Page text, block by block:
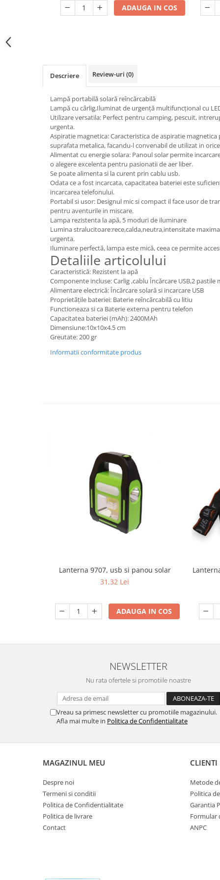
Electrocasnice de mici dimensiuni
Starter/Droser
Triplu Stecher
Întrerupătoare/Comutatoare
Ştechere/Stecher adaptor
Ţeavă PVC
Corpuri Led lineare
Butuc yala,Broaste usa,Lacat
Tablou si sigurante electrice
Scule / utile / sonerii/ rulete
Scule / utile / sonerii/ rulete
Adezivi si benzi adezive
Chei , clesti , patenti
Cose / Coliere plastic
Pistoale de lipit si accesorii
Produse grele si voluminoase
ADAUGA IN COS
3
Descriere Review-uri (0)
Lampă portabilă solară reîncărcabilă
Lampă cu cârlig,Iluminat de urgență multifuncțional cu
Utilizare versatila: Perfect pentru camping, pescuit,
urgenta.
Aspiratie magnetica: Caracteristica de aspiratie
suprafata metalica, facandu-l convenabil de utilizat in
Alimentat cu energie solara: Panoul solar permite
o alegere excelenta pentru pasionatii de aer liber.
Se poate alimenta si la curent prin cablu usb.
Odata ce a fost incarcata, capacitatea bateriei este
incarcarea telefonului.
Portabil si usor: Designul mic si compact il face usor de
pentru aventurile in miscare.
Lampa rezistenta la apă, 5 moduri de iluminare
Lumina stralucitoare:rece,calda,neutra,intensitate
urgenta.
Iluminare perfectă, lampa este mică, ceea ce permite
Detaliile articolului
Caracteristică: Rezistent la apă
Componente incluse: Carlig ,cablu Încărcare USB,2 pastile
Alimentare electrică: Încărcare solară si incarcare USB
Proprietățile bateriei: Baterie reîncărcabilă cu litiu
Functioneaza si ca Baterie externa pentru telefon
Capacitatea bateriei (mAh): 2400MAh
Dimensiune:10x10x4.5 cm
Greutate: 200 gr
Informatii conformitate produs
Lanterna 9707, usb si panou solar
31,32 Lei
ADAUGA IN COS
NEWSLETTER
Nu rata ofertele si promotiile noastre
Vreau sa primesc newsletter cu promotiile magazinului.
Afla mai multe in Politica de Confidentialitate
MAGAZINUL MEU
Despre noi
Termeni si conditii
Politica de Confidentialitate
Politica de livrare
Contact
CLIENTI
Metode
Politica
Garantia
Formular
ANPC